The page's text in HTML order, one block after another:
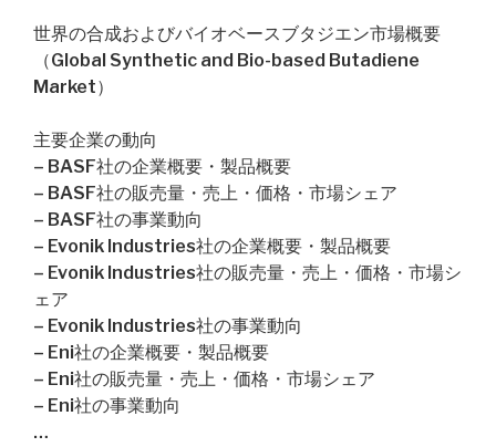
世界の合成およびバイオベースブタジエン市場概要
（Global Synthetic and Bio-based Butadiene
Market）
主要企業の動向
– BASF社の企業概要・製品概要
– BASF社の販売量・売上・価格・市場シェア
– BASF社の事業動向
– Evonik Industries社の企業概要・製品概要
– Evonik Industries社の販売量・売上・価格・市場シ
ェア
– Evonik Industries社の事業動向
– Eni社の企業概要・製品概要
– Eni社の販売量・売上・価格・市場シェア
– Eni社の事業動向
…